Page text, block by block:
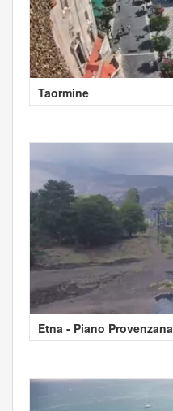
Taormine
Etna - Piano Provenzana